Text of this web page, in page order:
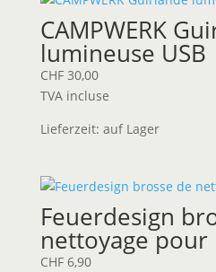
CAMPWERK
lumineuse USB
CHF30,00
TVA incluse
Lieferzeit: auf Lager
Feuerdesign
nettoyage pour
CHF6,90